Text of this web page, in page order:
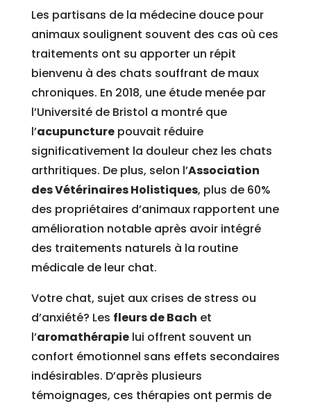
Les partisans de la médecine douce pour
animaux soulignent souvent des cas où ces
traitements ont su apporter un répit
bienvenu à des chats souffrant de maux
chroniques. En 2018, une étude menée par
l’Université de Bristol a montré que
l’acupuncturepouvait réduire
significativement la douleur chez les chats
arthritiques. De plus, selon l’Association
des Vétérinaires Holistiques, plus de 60%
des propriétaires d’animaux rapportent une
amélioration notable après avoir intégré
des traitements naturels à la routine
médicale de leur chat.
Votre chat, sujet aux crises de stress ou
d’anxiété? Les fleurs de Bach et
l’aromathérapielui offrent souvent un
confort émotionnel sans effets secondaires
indésirables. D’après plusieurs
témoignages, ces thérapies ont permis de